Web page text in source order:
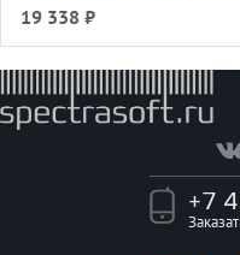
19 338 ₽
+7